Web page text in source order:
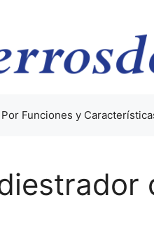
Por Funciones y